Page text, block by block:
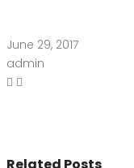
June 29, 2017
admin